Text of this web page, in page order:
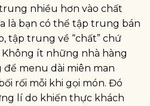
nhiều hơn vào chất
là bạn có thể tập trung bán
tập trung về “chất” chứ
Không ít những nhà hàng
menu dài miên man
rối mỗi khi gọi món. Đó
lí do khiến thực khách